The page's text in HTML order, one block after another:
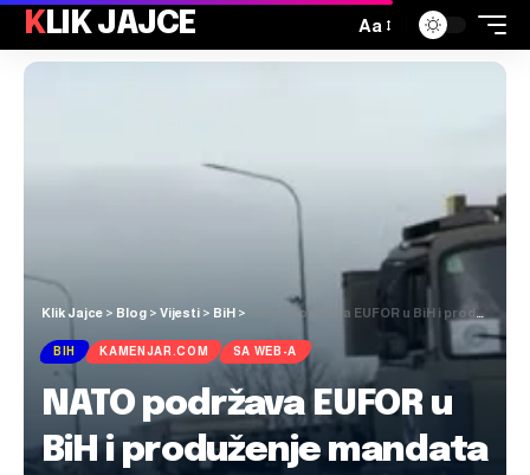
KLIK JAJCE Aa
Klik Jajce > Blog > Vijesti > BiH > NATO podržava EUFOR u BiH i produženje mandata operacije Althea
BIH KAMENJAR.COM SA WEB-A
NATO podržava EUFOR u
BiH i produženje mandata